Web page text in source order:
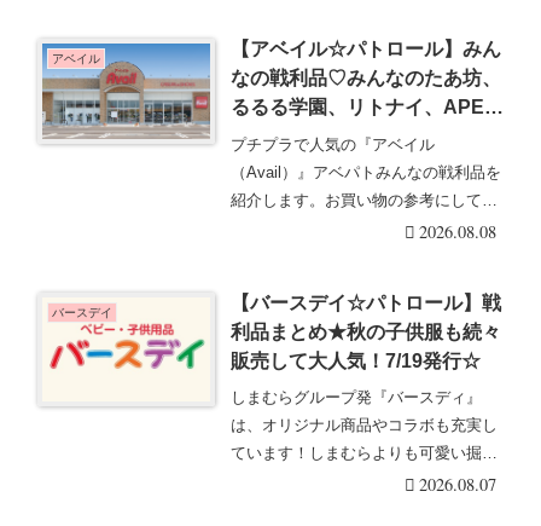
アベイル
【アベイル☆パトロール】みん
なの戦利品♡みんなのたあ坊、
るるる学園、リトナイ、APEX
のコラボも大人気！8/16発行☆
プチプラで人気の『アベイル
（Avail）』アベパトみんなの戦利品を
紹介します。お買い物の参考にしてく
ださい。インスタやX・・・続きを読
2026.08.08
バースデイ
【バースデイ☆パトロール】戦
利品まとめ★秋の子供服も続々
販売して大人気！7/19発行☆
しまむらグループ発『バースディ』
は、オリジナル商品やコラボも充実し
ています！しまむらよりも可愛い掘り
出し物が見つかること・・・続きを読
2026.08.07